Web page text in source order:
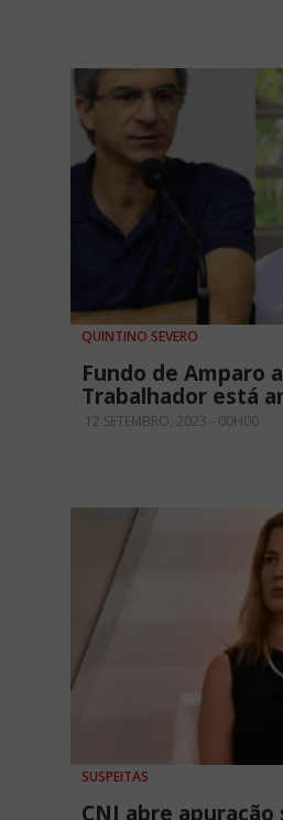
QUINTINO SEVERO
Fundo de Amparo
Trabalhador está
12 SETEMBRO, 2023 - 00H00
SUSPEITAS
CNJ abre apuração